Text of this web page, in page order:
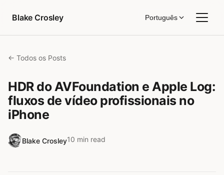
Blake Crosley
Português
← Todos os Posts
HDR do AVFoundation e Apple Log:
fluxos de vídeo profissionais no
iPhone
Blake Crosley10 min read